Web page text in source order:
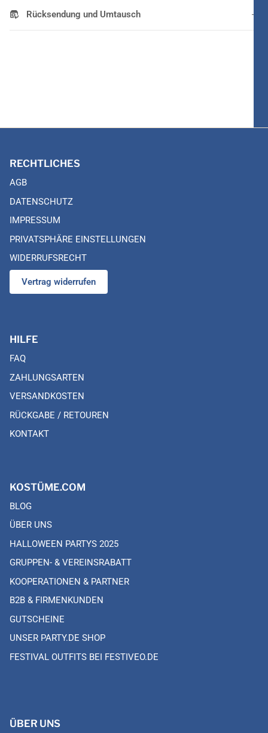
Rücksendung und Umtausch
RECHTLICHES
AGB
DATENSCHUTZ
IMPRESSUM
PRIVATSPHÄRE EINSTELLUNGEN
WIDERRUFSRECHT
Vertrag widerrufen
HILFE
FAQ
ZAHLUNGSARTEN
VERSANDKOSTEN
RÜCKGABE / RETOUREN
KONTAKT
KOSTÜME.COM
BLOG
ÜBER UNS
HALLOWEEN PARTYS 2025
GRUPPEN- & VEREINSRABATT
KOOPERATIONEN & PARTNER
B2B & FIRMENKUNDEN
GUTSCHEINE
UNSER PARTY.DE SHOP
FESTIVAL OUTFITS BEI FESTIVEO.DE
ÜBER UNS